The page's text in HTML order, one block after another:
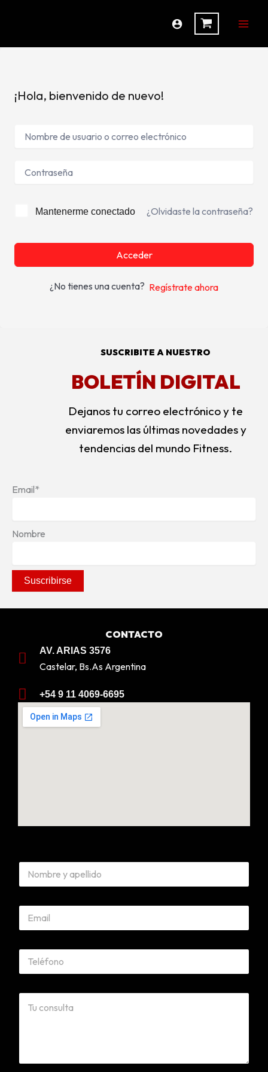
¡Hola, bienvenido de nuevo!
Mantenerme conectado ¿Olvidaste la contraseña?
Acceder
¿No tienes una cuenta? Regístrate ahora
SUSCRIBITE A NUESTRO
BOLETÍN DIGITAL
Dejanos tu correo electrónico y te
enviaremos las últimas novedades y
tendencias del mundo Fitness.
Email*
Nombre
CONTACTO
AV. ARIAS 3576
Castelar, Bs.As Argentina
+54 9 11 4069-6695